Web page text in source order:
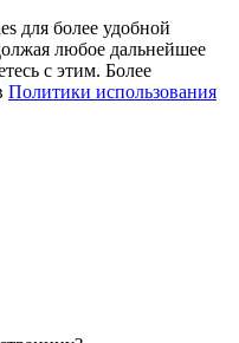
для более удобной
любое дальнейшее
с этим. Более
Политики использования